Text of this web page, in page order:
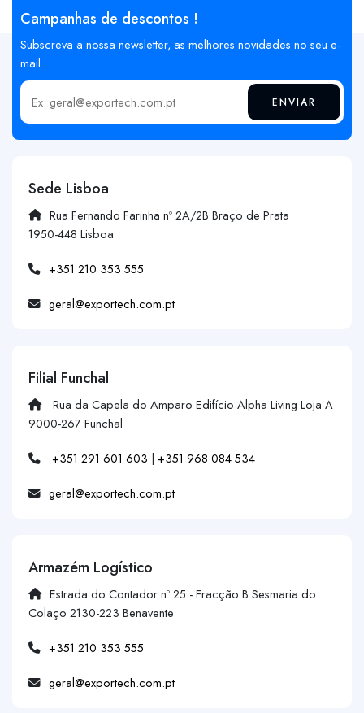
Campanhas de descontos !
Subscreva a nossa newsletter, as melhores novidades no seu e-
mail
Insira o seu email ENVIAR
Sede Lisboa
Rua Fernando Farinha nº 2A/2B Braço de Prata
1950-448 Lisboa
+351 210 353 555
geral@exportech.com.pt
Filial Funchal
Rua da Capela do Amparo Edifício Alpha Living Loja A
9000-267 Funchal
+351 291 601 603 | +351 968 084 534
geral@exportech.com.pt
Armazém Logístico
Estrada do Contador nº 25 - Fracção B Sesmaria do
Colaço 2130-223 Benavente
+351 210 353 555
geral@exportech.com.pt